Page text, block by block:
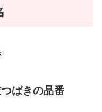
ばきの品番